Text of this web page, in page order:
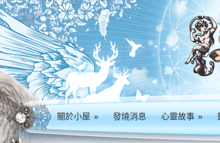
關於小屋» 發燒消息 心靈故事»